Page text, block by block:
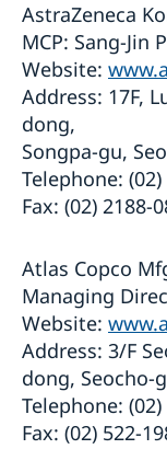
AstraZeneca
MCP: Sang-Jin
Website:
Address: 17F,
dong,
Songpa-gu,
Telephone:
Fax: (02) 2188-
Atlas Copco
Managing
Website:
Address: 3/F
dong, Seocho-
Telephone:
Fax: (02) 522-